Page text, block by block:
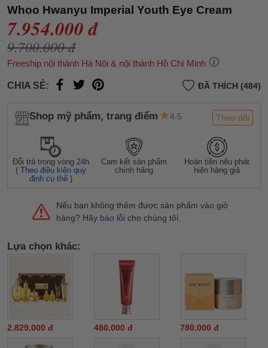
Whoo Hwanyu Imperial Youth Eye Cream
7.954.000 đ
9.700.000 đ
Freeship nội thành Hà Nội & nội thành Hồ Chí Minh
CHIA SẺ: ĐÃ THÍCH (484)
Shop mỹ phẩm, trang điểm 4.5 Theo dõi
Đỗi trả trong vòng 24h
(Theo điều kiện quy
định cụ thể )
Cam kết sản phẩm
chính hãng
Hoàn tiền nếu phát
hiện hàng giả
Nếu bạn không thêm được sản phẩm vào giỏ
hàng? Hãy báo lỗi cho chúng tôi.
Lựa chọn khác:
2.829.000 đ 480.000 đ 780.000 đ